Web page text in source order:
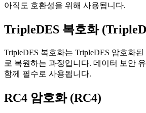
아직도 호환성을 위해 사용됩니다.
TripleDES 복호화
TripleDES 복호화는 TripleDES 암호화
로 복원하는 과정입니다. 데이터 보안
함께 필수로 사용됩니다.
RC4 암호화 (RC4)